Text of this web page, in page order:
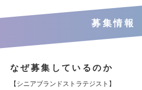
募集情報
なぜ募集しているのか
【シニアブランドストラテジスト】